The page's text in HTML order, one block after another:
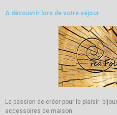
A découvrir lors de votre séjour
La passion de créer pour le plaisir:
accessoires de maison.